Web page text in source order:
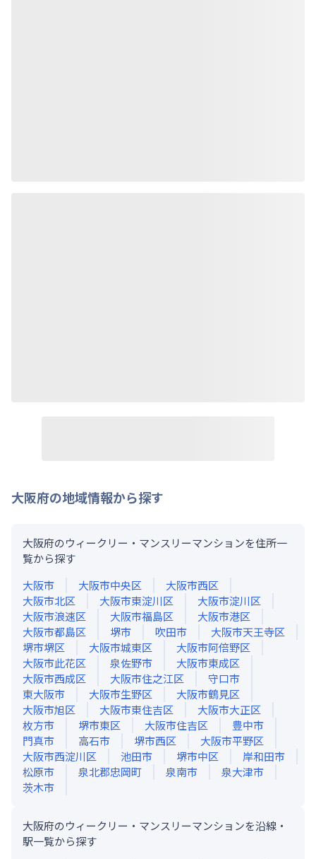
大阪府の地域情報から探す
大阪府のウィークリー・マンスリーマンションを住所一
覧から探す
大阪市
大阪市中央区
大阪市西区
大阪市北区
大阪市東淀川区
大阪市淀川区
大阪市浪速区
大阪市福島区
大阪市港区
大阪市都島区
堺市 吹田市
大阪市天王寺区
堺市堺区
大阪市城東区
大阪市阿倍野区
大阪市此花区
泉佐野市
大阪市東成区
大阪市西成区
大阪市住之江区
守口市
東大阪市
大阪市生野区
大阪市鶴見区
大阪市旭区
大阪市東住吉区
大阪市大正区
枚方市
堺市東区 大阪市住吉区
豊中市
門真市
高石市 堺市西区
大阪市平野区
大阪市西淀川区
池田市 堺市中区
岸和田市
松原市
泉北郡忠岡町 泉南市
泉大津市
茨木市
大阪府のウィークリー・マンスリーマンションを沿線・
駅一覧から探す